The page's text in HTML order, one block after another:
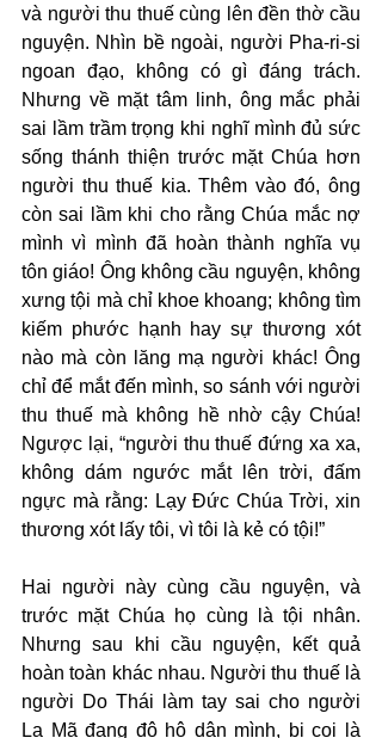
và người thu thuế cùng lên đền thờ cầu
nguyện. Nhìn bề ngoài, người Pha-ri-si
ngoan đạo, không có gì đáng trách.
Nhưng về mặt tâm linh, ông mắc phải
sai lầm trầm trọng khi nghĩ mình đủ sức
sống thánh thiện trước mặt Chúa hơn
người thu thuế kia. Thêm vào đó, ông
còn sai lầm khi cho rằng Chúa mắc nợ
mình vì mình đã hoàn thành nghĩa vụ
tôn giáo! Ông không cầu nguyện, không
xưng tội mà chỉ khoe khoang; không tìm
kiếm phước hạnh hay sự thương xót
nào mà còn lăng mạ người khác! Ông
chỉ để mắt đến mình, so sánh với người
thu thuế mà không hề nhờ cậy Chúa!
Ngược lại, “người thu thuế đứng xa xa,
không dám ngước mắt lên trời, đấm
ngực mà rằng: Lạy Đức Chúa Trời, xin
thương xót lấy tôi, vì tôi là kẻ có tội!”
Hai người này cùng cầu nguyện, và
trước mặt Chúa họ cùng là tội nhân.
Nhưng sau khi cầu nguyện, kết quả
hoàn toàn khác nhau. Người thu thuế là
người Do Thái làm tay sai cho người
La Mã đang đô hộ dân mình, bị coi là